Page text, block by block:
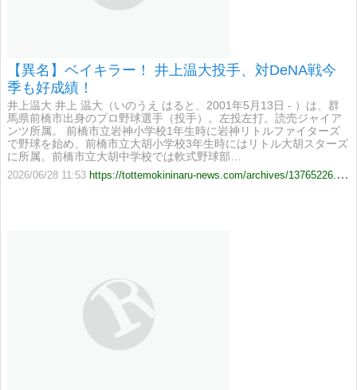
【異名】ベイキラー！ 井上温大投手、対DeNA戦今
季も好成績！
井上温大 井上 温大（いのうえ はると、2001年5月13日 - ）は、群
馬県前橋市出身のプロ野球選手（投手）。左投左打。読売ジャイア
ンツ所属。 前橋市立岩神小学校1年生時に岩神リトルファイターズ
で野球を始め、前橋市立大胡小学校3年生時にはリトル大胡スターズ
に所属。前橋市立大胡中学校では軟式野球部…
2026/06/28 11:53 https://tottemokininaru-news.com/archives/13765226.html